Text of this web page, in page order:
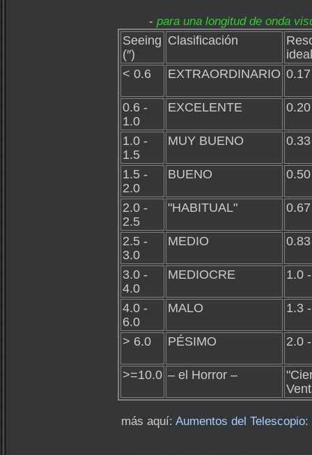
- para una longitud de onda
Seeing
(″)
Clasificación
< 0.6
EXTRAORDINARIO
0.6 -
1.0
EXCELENTE
1.0 -
1.5
MUY BUENO
1.5 -
2.0
BUENO
2.0 -
2.5
"HABITUAL"
2.5 -
3.0
MEDIO
3.0 -
4.0
MEDIOCRE 1.0
4.0 -
6.0
MALO 1.3
> 6.0 PÉSIMO 2.0
>=10.0 – el Horror –
más aquí: Aumentos del